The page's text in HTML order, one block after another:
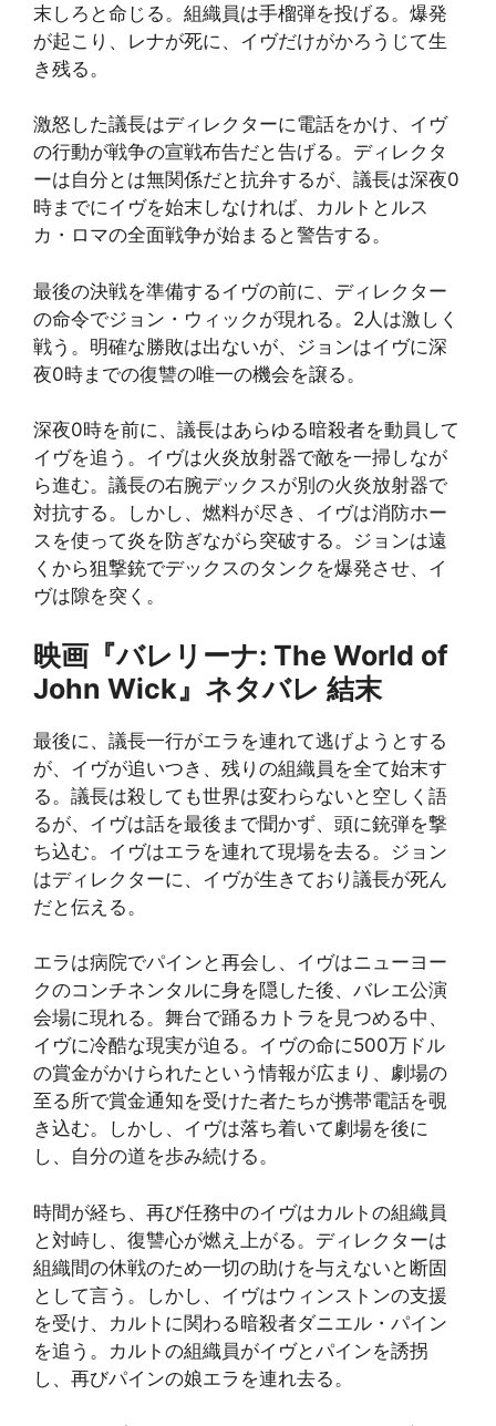
末しろと命じる。組織員は手榴弾を投げる。爆発
が起こり、レナが死に、イヴだけがかろうじて生
き残る。
激怒した議長はディレクターに電話をかけ、イヴ
の行動が戦争の宣戦布告だと告げる。ディレクタ
ーは自分とは無関係だと抗弁するが、議長は深夜0
時までにイヴを始末しなければ、カルトとルス
カ・ロマの全面戦争が始まると警告する。
最後の決戦を準備するイヴの前に、ディレクター
の命令でジョン・ウィックが現れる。2人は激しく
戦う。明確な勝敗は出ないが、ジョンはイヴに深
夜0時までの復讐の唯一の機会を譲る。
深夜0時を前に、議長はあらゆる暗殺者を動員して
イヴを追う。イヴは火炎放射器で敵を一掃しなが
ら進む。議長の右腕デックスが別の火炎放射器で
対抗する。しかし、燃料が尽き、イヴは消防ホー
スを使って炎を防ぎながら突破する。ジョンは遠
くから狙撃銃でデックスのタンクを爆発させ、イ
ヴは隙を突く。
映画『バレリーナ: The World of
John Wick』ネタバレ 結末
最後に、議長一行がエラを連れて逃げようとする
が、イヴが追いつき、残りの組織員を全て始末す
る。議長は殺しても世界は変わらないと空しく語
るが、イヴは話を最後まで聞かず、頭に銃弾を撃
ち込む。イヴはエラを連れて現場を去る。ジョン
はディレクターに、イヴが生きており議長が死ん
だと伝える。
エラは病院でパインと再会し、イヴはニューヨー
クのコンチネンタルに身を隠した後、バレエ公演
会場に現れる。舞台で踊るカトラを見つめる中、
イヴに冷酷な現実が迫る。イヴの命に500万ドル
の賞金がかけられたという情報が広まり、劇場の
至る所で賞金通知を受けた者たちが携帯電話を覗
き込む。しかし、イヴは落ち着いて劇場を後に
し、自分の道を歩み続ける。
時間が経ち、再び任務中のイヴはカルトの組織員
と対峙し、復讐心が燃え上がる。ディレクターは
組織間の休戦のため一切の助けを与えないと断固
として言う。しかし、イヴはウィンストンの支援
を受け、カルトに関わる暗殺者ダニエル・パイン
を追う。カルトの組織員がイヴとパインを誘拐
し、再びパインの娘エラを連れ去る。